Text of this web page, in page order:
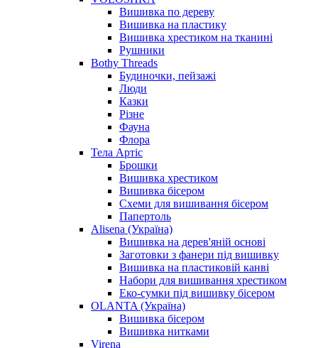
Вишивка по дереву
Вишивка на пластику
Вишивка хрестиком на тканині
Рушники
Bothy Threads
Будиночки, пейзажі
Люди
Казки
Різне
Фауна
Флора
Тела Артіс
Брошки
Вишивка хрестиком
Вишивка бісером
Схеми для вишивання бісером
Папертоль
Alisena (Україна)
Вишивка на дерев'яній основі
Заготовки з фанери під вишивку
Вишивка на пластиковій канві
Набори для вишивання хрестиком
Еко-сумки під вишивку бісером
OLANTA (Україна)
Вишивка бісером
Вишивка нитками
Virena